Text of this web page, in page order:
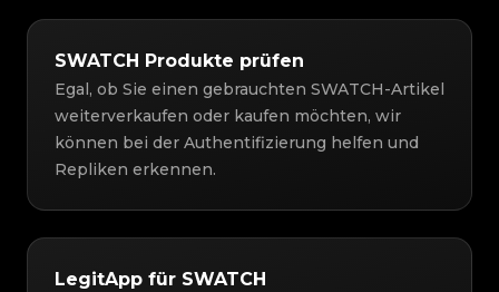
SWATCH Produkte prüfen
Egal, ob Sie einen gebrauchten SWATCH-Artikel
weiterverkaufen oder kaufen möchten, wir
können bei der Authentifizierung helfen und
Repliken erkennen.
LegitApp für SWATCH